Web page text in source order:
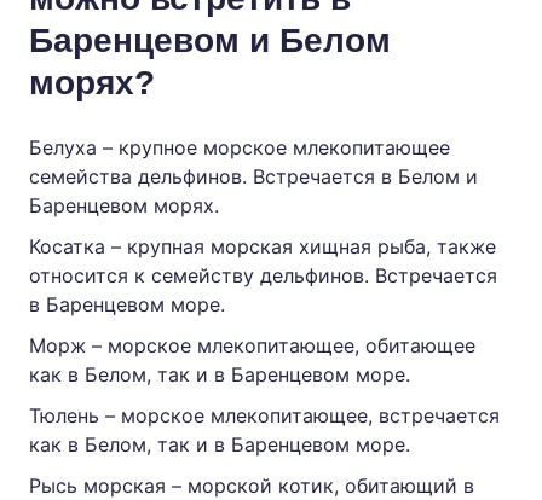
Баренцевом и Белом
морях?
Белуха – крупное морское млекопитающее
семейства дельфинов. Встречается в Белом и
Баренцевом морях.
Косатка – крупная морская хищная рыба, также
относится к семейству дельфинов. Встречается
в Баренцевом море.
Морж – морское млекопитающее, обитающее
как в Белом, так и в Баренцевом море.
Тюлень – морское млекопитающее, встречается
как в Белом, так и в Баренцевом море.
Рысь морская – морской котик, обитающий в